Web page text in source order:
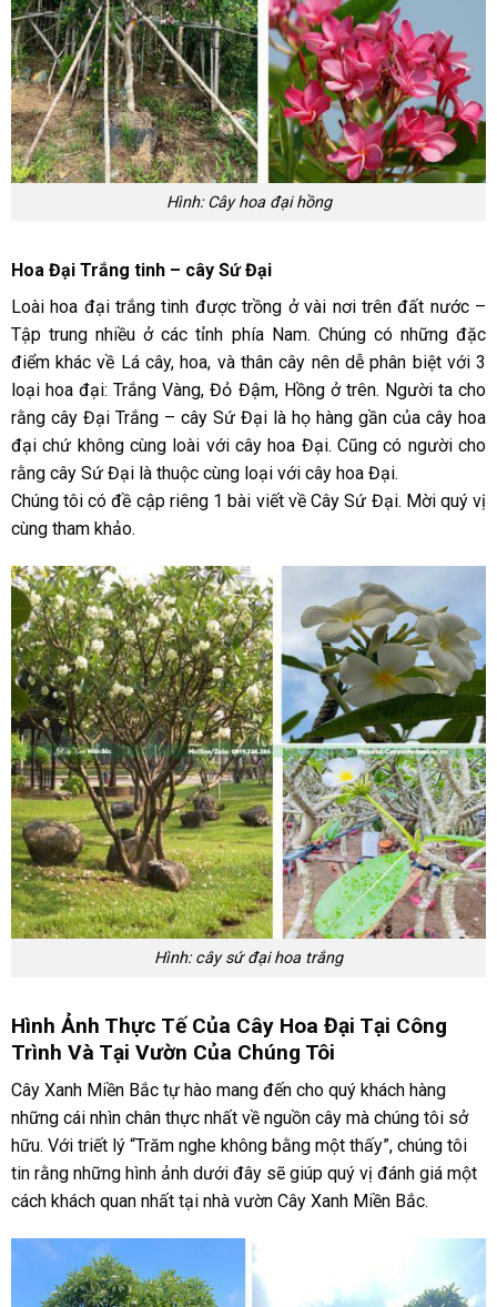
Hình: Cây hoa đại hồng
Hoa Đại Trắng tinh – cây Sứ Đại
Loài hoa đại trắng tinh được trồng ở vài nơi trên đất nước –
Tập trung nhiều ở các tỉnh phía Nam. Chúng có những đặc
điểm khác về Lá cây, hoa, và thân cây nên dễ phân biệt với 3
loại hoa đại: Trắng Vàng, Đỏ Đậm, Hồng ở trên. Người ta cho
rằng cây Đại Trắng – cây Sứ Đại là họ hàng gần của cây hoa
đại chứ không cùng loài với cây hoa Đại. Cũng có người cho
rằng cây Sứ Đại là thuộc cùng loại với cây hoa Đại.
Chúng tôi có đề cập riêng 1 bài viết về Cây Sứ Đại. Mời quý vị
cùng tham khảo.
Hình: cây sứ đại hoa trắng
Hình Ảnh Thực Tế Của Cây Hoa Đại Tại Công
Trình Và Tại Vườn Của Chúng Tôi
Cây Xanh Miền Bắc tự hào mang đến cho quý khách hàng
những cái nhìn chân thực nhất về nguồn cây mà chúng tôi sở
hữu. Với triết lý “Trăm nghe không bằng một thấy”, chúng tôi
tin rằng những hình ảnh dưới đây sẽ giúp quý vị đánh giá một
cách khách quan nhất tại nhà vườn Cây Xanh Miền Bắc.